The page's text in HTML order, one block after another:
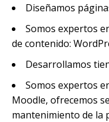
Diseñamos
Somos expertos
de contenido:
Desarrollamos
Somos expertos
Moodle, ofrecemos
mantenimiento de la